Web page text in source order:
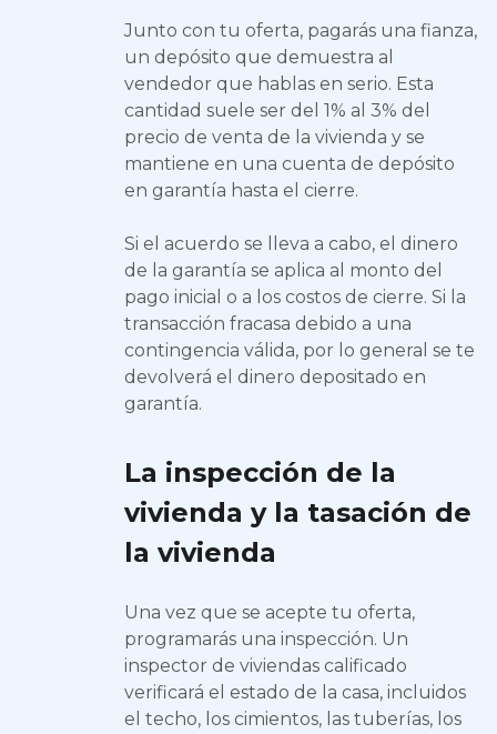
Junto con tu oferta, pagarás una fianza,
un depósito que demuestra al
vendedor que hablas en serio. Esta
cantidad suele ser del 1% al 3% del
precio de venta de la vivienda y se
mantiene en una cuenta de depósito
en garantía hasta el cierre.
Si el acuerdo se lleva a cabo, el dinero
de la garantía se aplica al monto del
pago inicial o a los costos de cierre. Si la
transacción fracasa debido a una
contingencia válida, por lo general se te
devolverá el dinero depositado en
garantía.
La inspección de la
vivienda y la tasación de
la vivienda
Una vez que se acepte tu oferta,
programarás una inspección. Un
inspector de viviendas calificado
verificará el estado de la casa, incluidos
el techo, los cimientos, las tuberías, los